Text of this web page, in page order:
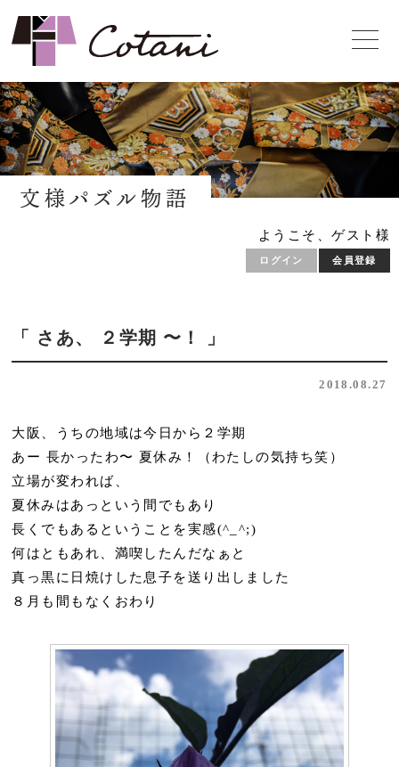
文様パズル物語
ようこそ、ゲスト様
ログイン 会員登録
「 さあ、 ２学期 〜！ 」
2018.08.27
大阪、うちの地域は今日から２学期
あー 長かったわ〜 夏休み！（わたしの気持ち笑）
立場が変われば、
夏休みはあっという間でもあり
長くでもあるということを実感(^_^;)
何はともあれ、満喫したんだなぁと
真っ黒に日焼けした息子を送り出しました
８月も間もなくおわり